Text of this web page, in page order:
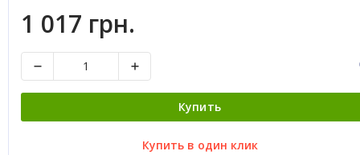
1 017 грн.
Купить
Купить в один клик